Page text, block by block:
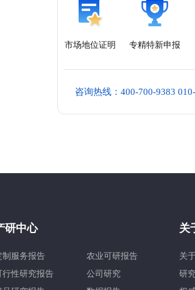
市场地位证明 专精特新申报
咨询热线：400-700-9383
研中心
制服务报告
行性研究报告
农业可研报告
公司研究
关
关
研